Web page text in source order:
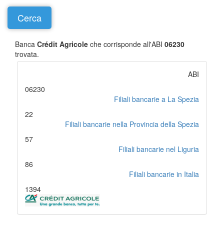
Banca Crédit Agricole che corrisponde all'ABI 06230
trovata.
ABI
06230
Filiali bancarie a La Spezia
22
Filiali bancarie nella Provincia della Spezia
57
Filiali bancarie nel Liguria
86
Filiali bancarie in Italia
1394